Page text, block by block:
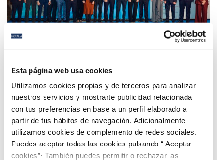
Esta página web usa cookies
Utilizamos cookies propias y de terceros para analizar
nuestros servicios y mostrarte publicidad relacionada
con tus preferencias en base a un perfil elaborado a
partir de tus hábitos de navegación. Adicionalmente
utilizamos cookies de complemento de redes sociales.
Puedes aceptar todas las cookies pulsando “ Aceptar
cookies”· También puedes permitir o rechazar las
Hidralia participa en el acto conmemorativo del
Página 4 de 112
Anterior Siguiente